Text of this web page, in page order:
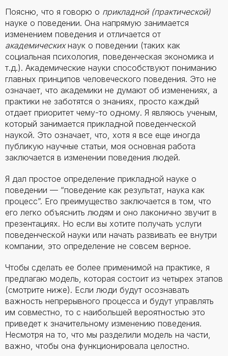
Поясню, что я говорю о прикладной (практической)
науке о поведении. Она напрямую занимается
изменением поведения и отличается от
академическихнаук о поведении (таких как
социальная психология, поведенческая экономика и
т.д.). Академические науки способствуют пониманию
главных принципов человеческого поведения. Это не
означает, что академики не думают об изменениях, а
практики не заботятся о знаниях, просто каждый
отдает приоритет чему-то одному. Я являюсь ученым,
который занимается прикладной поведенческой
наукой. Это означает, что, хотя я все еще иногда
публикую научные статьи, моя основная работа
заключается в изменении поведения людей.
Я дал простое определение прикладной науке о
поведении — “поведение как результат, наука как
процесс”. Его преимущество заключается в том, что
его легко объяснить людям и оно лаконично звучит в
презентациях. Но если вы хотите получать услуги
поведенческой науки или начать развивать ее внутри
компании, это определение не совсем верное.
Чтобы сделать ее более применимой на практике, я
предлагаю модель, которая состоит из четырех этапов
(смотрите ниже). Если люди будут осознавать
важность непрерывного процесса и будут управлять
им совместно, то с наибольшей вероятностью это
приведет к значительному изменению поведения.
Несмотря на то, что мы разделили модель на части,
важно, чтобы она функционировала целостно.